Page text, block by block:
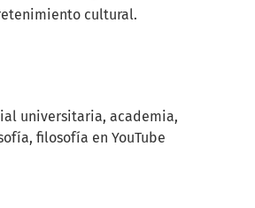
universitaria academia
filosofía en YouTube
cultural.